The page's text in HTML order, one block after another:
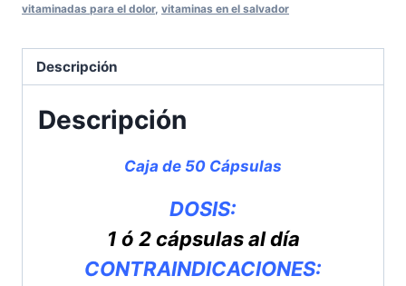
vitaminadas para el dolor, vitaminas en el salvador
Descripción
Descripción
Caja de 50 Cápsulas
DOSIS:
1 ó 2 cápsulas al día
CONTRAINDICACIONES: